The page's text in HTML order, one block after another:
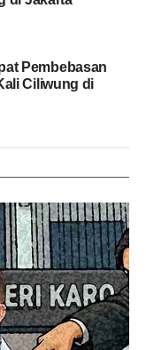
Brodjonegoro
untuk
Pulau Jawa.
saya sih alternatif
gubernur DKI
Pembebasan
Ciliwung di